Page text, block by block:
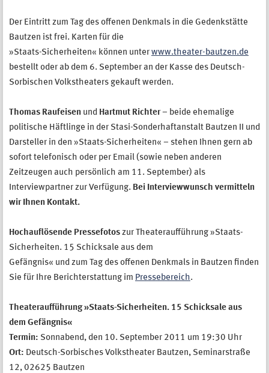
Der Eintritt zum Tag des offenen Denkmals in die Gedenkstätte
Bautzen ist frei. Karten für die
»Staats-Sicherheiten« können unter www.theater-bautzen.de
bestellt oder ab dem 6. September an der Kasse des Deutsch-
Sorbischen Volkstheaters gekauft werden.
Thomas Raufeisen und Hartmut Richter– beide ehemalige
politische Häftlinge in der Stasi-Sonderhaftanstalt Bautzen II und
Darsteller in den »Staats-Sicherheiten« – stehen Ihnen gern ab
sofort telefonisch oder per Email (sowie neben anderen
Zeitzeugen auch persönlich am 11. September) als
Interviewpartner zur Verfügung. Bei Interviewwunsch vermitteln
wir Ihnen Kontakt.
Hochauflösende Pressefotos zur Theateraufführung »Staats-
Sicherheiten. 15 Schicksale aus dem
Gefängnis« und zum Tag des offenen Denkmals in Bautzen finden
Sie für Ihre Berichterstattung im Pressebereich.
Theateraufführung »Staats-Sicherheiten. 15 Schicksale aus
dem Gefängnis«
Termin: Sonnabend, den 10. September 2011 um 19:30 Uhr
Ort: Deutsch-Sorbisches Volkstheater Bautzen, Seminarstraße
12, 02625 Bautzen